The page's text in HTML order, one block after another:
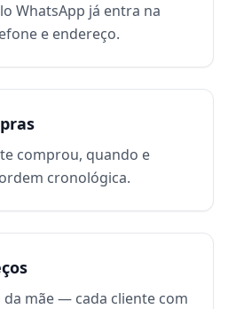
WhatsApp já entra na
e endereço.
comprou, quando e
cronológica.
da mãe — cada cliente com